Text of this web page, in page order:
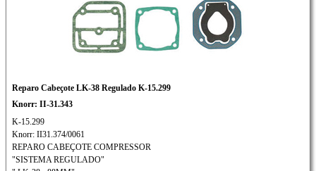
Reparo Cabeçote LK-38 Regulado K-15.299
Knorr: II-31.343
K-15.299
Knorr: II31.374/0061
REPARO CABEÇOTE COMPRESSOR
"SISTEMA REGULADO"